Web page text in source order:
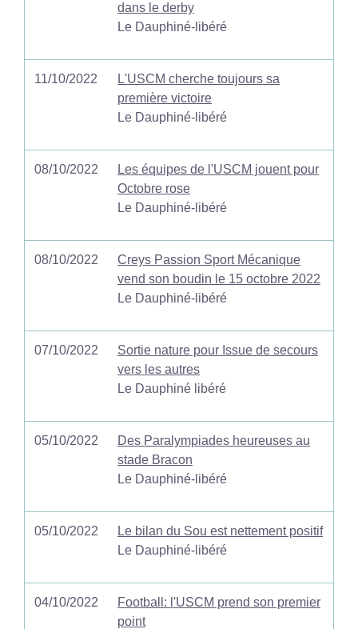
dans le derby
Le Dauphiné-libéré
11/10/2022
L'USCM cherche toujours sa
première victoire
Le Dauphiné-libéré
08/10/2022
Les équipes de l'USCM jouent pour
Octobre rose
Le Dauphiné-libéré
08/10/2022
Creys Passion Sport Mécanique
vend son boudin le 15 octobre 2022
Le Dauphiné-libéré
07/10/2022
Sortie nature pour Issue de secours
vers les autres
Le Dauphiné libéré
05/10/2022
Des Paralympiades heureuses au
stade Bracon
Le Dauphiné-libéré
05/10/2022
Le bilan du Sou est nettement positif
Le Dauphiné-libéré
04/10/2022
Football: l'USCM prend son premier
point